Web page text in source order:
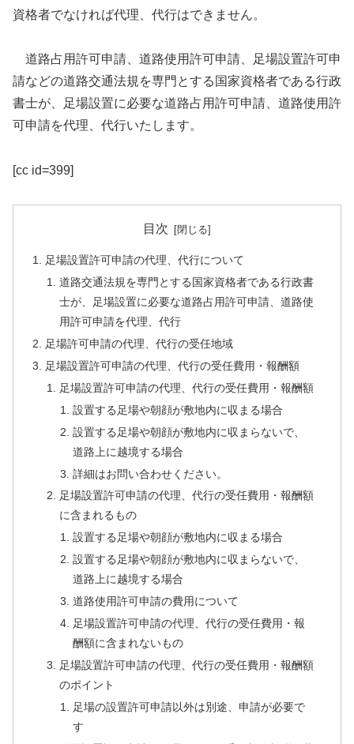
資格者でなければ代理、代行はできません。
道路占用許可申請、道路使用許可申請、足場設置許可申
請などの道路交通法規を専門とする国家資格者である行政
書士が、足場設置に必要な道路占用許可申請、道路使用許
可申請を代理、代行いたします。
[cc id=399]
目次
足場設置許可申請の代理、代行について
道路交通法規を専門とする国家資格者である行政書
士が、足場設置に必要な道路占用許可申請、道路使
用許可申請を代理、代行
足場許可申請の代理、代行の受任地域
足場設置許可申請の代理、代行の受任費用・報酬額
足場設置許可申請の代理、代行の受任費用・報酬額
設置する足場や朝顔が敷地内に収まる場合
設置する足場や朝顔が敷地内に収まらないで、
道路上に越境する場合
詳細はお問い合わせください。
足場設置許可申請の代理、代行の受任費用・報酬額
に含まれるもの
設置する足場や朝顔が敷地内に収まる場合
設置する足場や朝顔が敷地内に収まらないで、
道路上に越境する場合
道路使用許可申請の費用について
足場設置許可申請の代理、代行の受任費用・報
酬額に含まれないもの
足場設置許可申請の代理、代行の受任費用・報酬額
のポイント
足場の設置許可申請以外は別途、申請が必要で
す